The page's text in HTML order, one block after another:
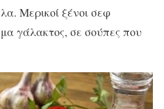
Μερικοί ξένοι σεφ
γάλακτος, σε σούπες που